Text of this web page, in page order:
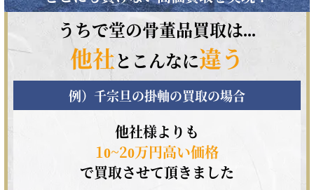
うちで堂の骨董品買取は...
他社とこんなに違う
例）千宗旦の掛軸の買取の場合
他社様よりも
10~20万円高い価格
で買取させて頂きました